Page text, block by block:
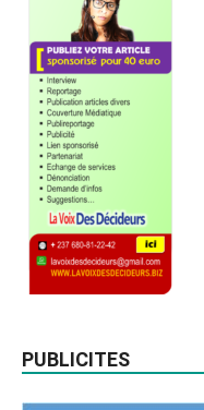
PUBLICITES